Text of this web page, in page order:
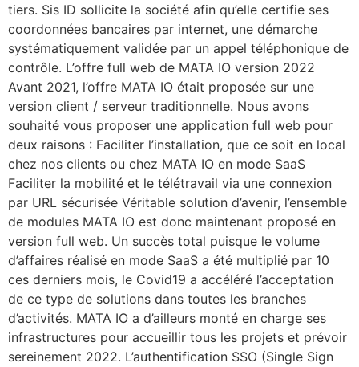
tiers. Sis ID sollicite la société afin qu’elle certifie ses
coordonnées bancaires par internet, une démarche
systématiquement validée par un appel téléphonique de
contrôle. L’offre full web de MATA IO version 2022
Avant 2021, l’offre MATA IO était proposée sur une
version client / serveur traditionnelle. Nous avons
souhaité vous proposer une application full web pour
deux raisons : Faciliter l’installation, que ce soit en local
chez nos clients ou chez MATA IO en mode SaaS
Faciliter la mobilité et le télétravail via une connexion
par URL sécurisée Véritable solution d’avenir, l’ensemble
de modules MATA IO est donc maintenant proposé en
version full web. Un succès total puisque le volume
d’affaires réalisé en mode SaaS a été multiplié par 10
ces derniers mois, le Covid19 a accéléré l’acceptation
de ce type de solutions dans toutes les branches
d’activités. MATA IO a d’ailleurs monté en charge ses
infrastructures pour accueillir tous les projets et prévoir
sereinement 2022. L’authentification SSO (Single Sign